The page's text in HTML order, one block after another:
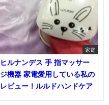
家電
ヒルナンデス 手 指マッサー
ジ機器 家電愛用している私の
レビュー！ルルドハンドケア